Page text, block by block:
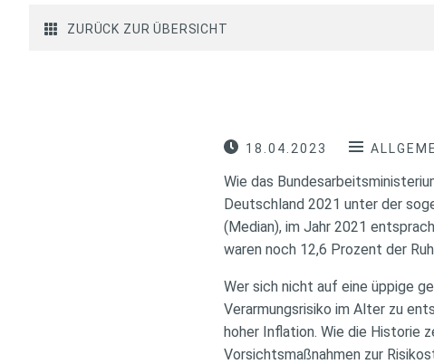
ZURÜCK ZUR ÜBERSICHT
18.04.2023
Wie das
Deutschland 2021 unter der
(Median), im Jahr 2021
waren noch 12,6 Prozent der
Wer sich nicht auf eine üppige
Verarmungsrisiko im Alter zu
hoher Inflation. Wie die Historie
Vorsichtsmaßnahmen zur